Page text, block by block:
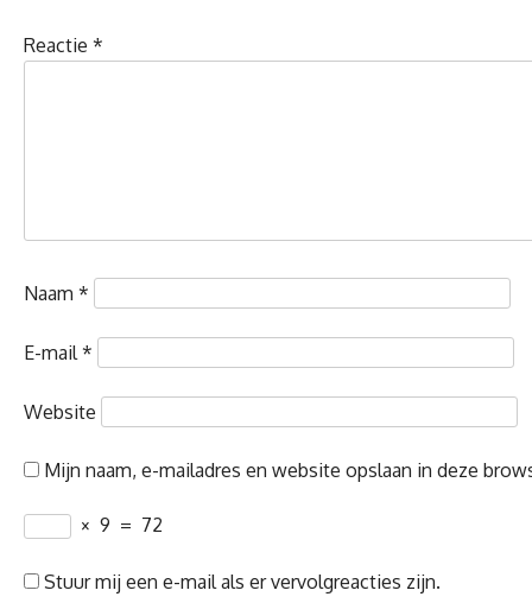
Reactie *
Naam *
E-mail *
Website
Mijn naam, e-mailadres en website opslaan in deze
× 9 = 72
Stuur mij een e-mail als er vervolgreacties zijn.